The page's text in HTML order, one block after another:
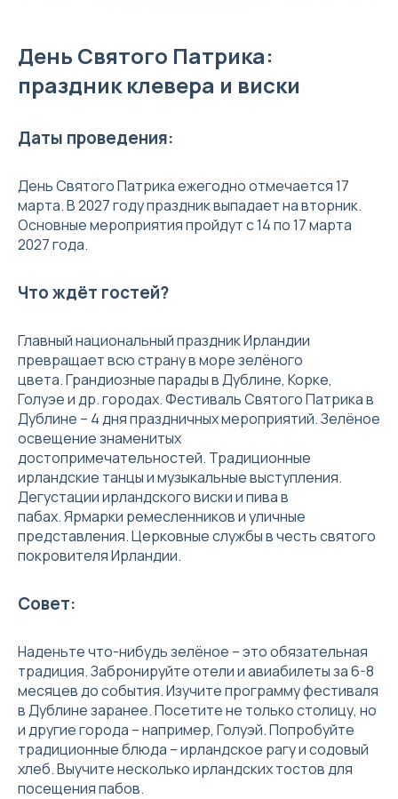
День Святого Патрика:
праздник клевера и виски
Даты проведения:
День Святого Патрика ежегодно отмечается 17
марта. В 2027 году праздник выпадает на вторник.
Основные мероприятия пройдут с 14 по 17 марта
2027 года.
Что ждёт гостей?
Главный национальный праздник Ирландии
превращает всю страну в море зелёного
цвета. Грандиозные парады в Дублине, Корке,
Голуэе и др. городах. Фестиваль Святого Патрика в
Дублине – 4 дня праздничных мероприятий. Зелёное
освещение знаменитых
достопримечательностей. Традиционные
ирландские танцы и музыкальные выступления.
Дегустации ирландского виски и пива в
пабах. Ярмарки ремесленников и уличные
представления. Церковные службы в честь святого
покровителя Ирландии.
Совет:
Наденьте что-нибудь зелёное – это обязательная
традиция. Забронируйте отели и авиабилеты за 6-8
месяцев до события. Изучите программу фестиваля
в Дублине заранее. Посетите не только столицу, но
и другие города – например, Голуэй. Попробуйте
традиционные блюда – ирландское рагу и содовый
хлеб. Выучите несколько ирландских тостов для
посещения пабов.